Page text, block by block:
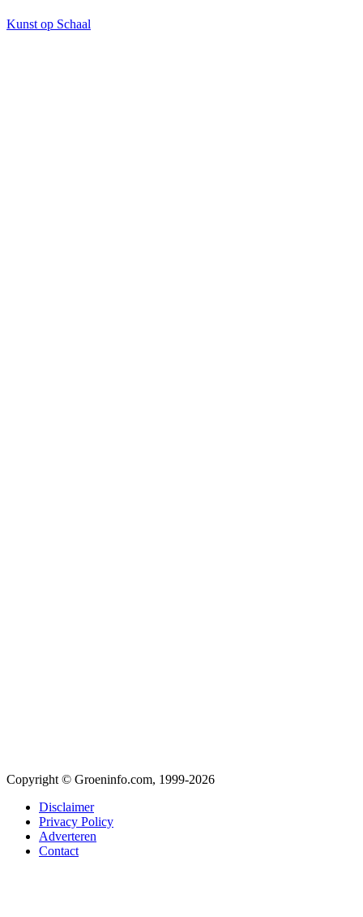
Kunst op Schaal
Copyright © Groeninfo.com, 1999-2026
Disclaimer
Privacy Policy
Adverteren
Contact